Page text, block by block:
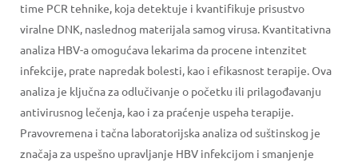
time PCR tehnike, koja detektuje i kvantifikuje prisustvo
viralne DNK, naslednog materijala samog virusa. Kvantitativna
analiza HBV-a omogućava lekarima da procene intenzitet
infekcije, prate napredak bolesti, kao i efikasnost terapije. Ova
analiza je ključna za odlučivanje o početku ili prilagođavanju
antivirusnog lečenja, kao i za praćenje uspeha terapije.
Pravovremena i tačna laboratorijska analiza od suštinskog je
značaja za uspešno upravljanje HBV infekcijom i smanjenje